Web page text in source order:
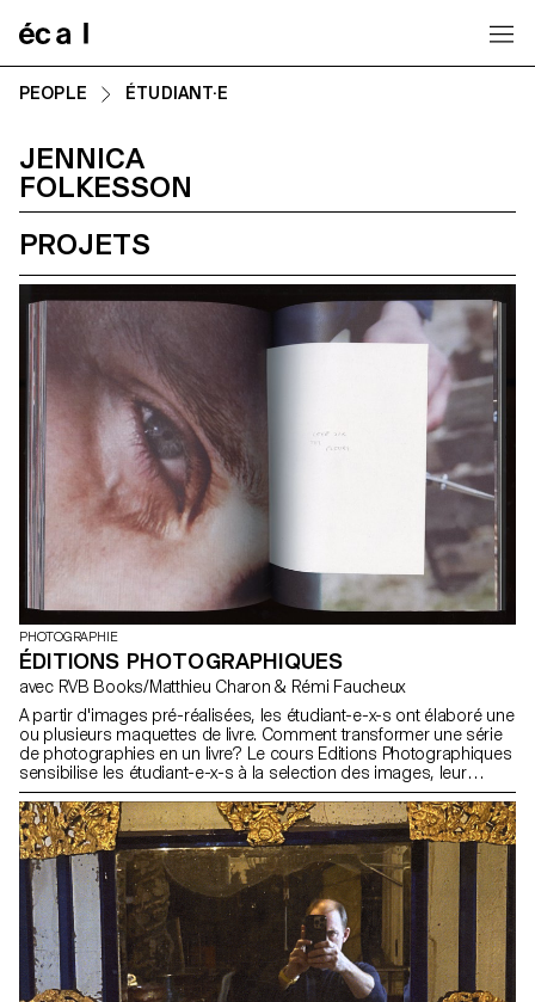
PEOPLE ÉTUDIANT·E
JENNICA
FOLKESSON
PROJETS
PHOTOGRAPHIE
ÉDITIONS PHOTOGRAPHIQUES
avec RVB Books/Matthieu Charon & Rémi Faucheux
A partir d'images pré-réalisées, les étudiant-e-x-s ont élaboré une
ou plusieurs maquettes de livre. Comment transformer une série
de photographies en un livre? Le cours Editions Photographiques
sensibilise les étudiant-e-x-s à la selection des images, leur
ordre, le format, le graphisme, l'encre, les papiers, la reliure. Il
aborde les spécificités du livre en tant que média et en tant que
marché.